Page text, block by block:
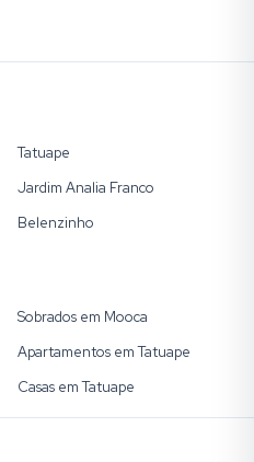
Tatuape
Jardim Analia Franco
Belenzinho
Sobrados em Mooca
Apartamentos em Tatuape
Casas em Tatuape